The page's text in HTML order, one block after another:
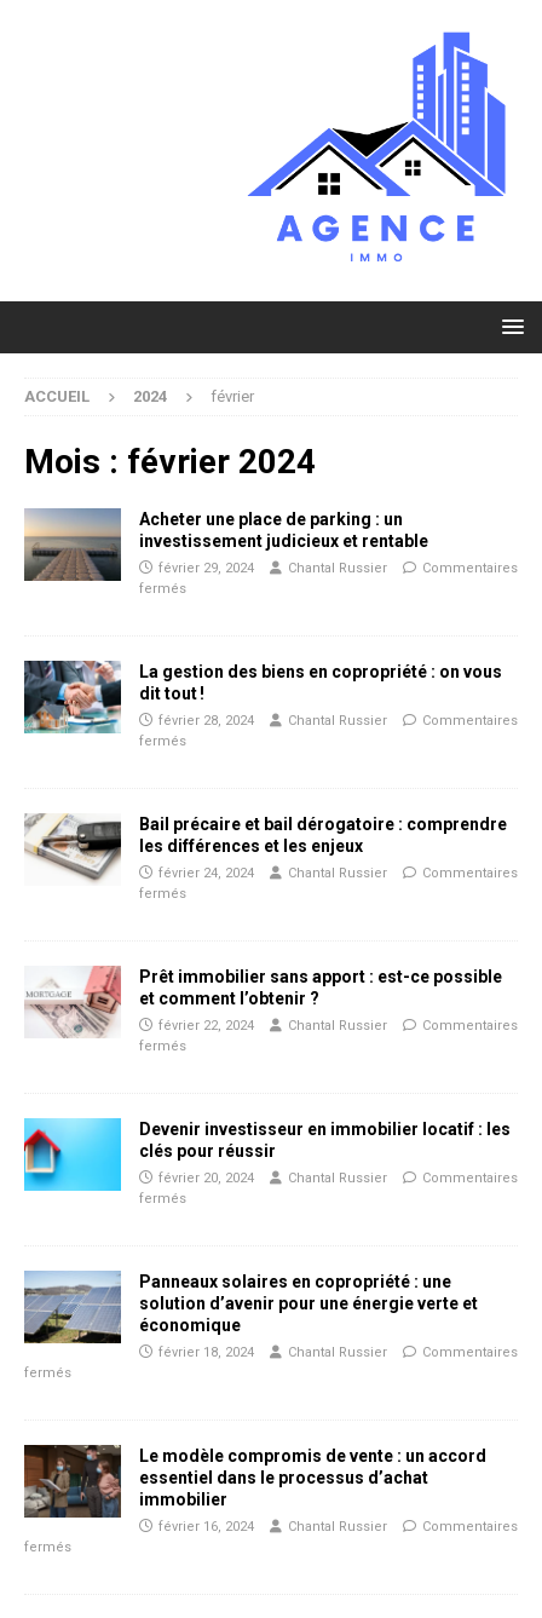
ACCUEIL 2024 février
Mois : février 2024
Acheter une place de parking : un
investissement judicieux et rentable
février 29, 2024 Chantal Russier
Commentaires
fermés
La gestion des biens en copropriété : on vous
dit tout !
février 28, 2024 Chantal Russier
Commentaires
fermés
Bail précaire et bail dérogatoire : comprendre
les différences et les enjeux
février 24, 2024 Chantal Russier
Commentaires
fermés
Prêt immobilier sans apport : est-ce possible
et comment l’obtenir ?
février 22, 2024 Chantal Russier
Commentaires
fermés
Devenir investisseur en immobilier locatif : les
clés pour réussir
février 20, 2024 Chantal Russier
Commentaires
fermés
Panneaux solaires en copropriété : une
solution d’avenir pour une énergie verte et
économique
février 18, 2024 Chantal Russier
Commentaires
fermés
Le modèle compromis de vente : un accord
essentiel dans le processus d’achat
immobilier
février 16, 2024 Chantal Russier
Commentaires
fermés